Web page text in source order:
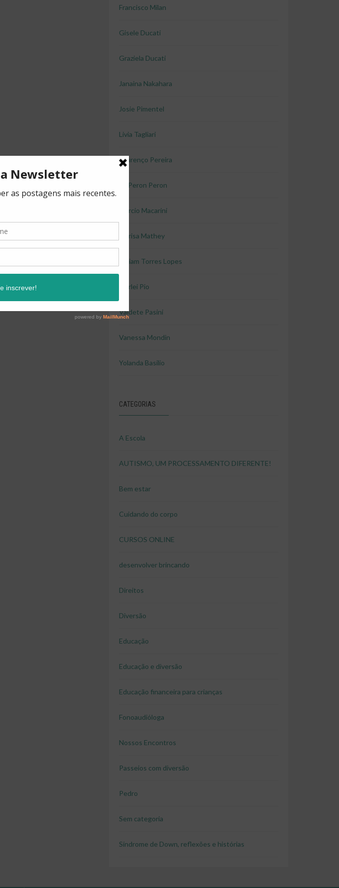
Francisco Milan
Gisele Ducati
Graziela Ducati
Janaina Nakahara
Josie Pimentel
Livia Tagliari
Lourenço Pereira
Lu Peron Peron
Marcio Macarini
Marisa Mathey
Miriam Torres Lopes
Shirlei Pio
Valdete Pasini
Vanessa Mondin
Yolanda Basilio
CATEGORIAS
A Escola
AUTISMO, UM PROCESSAMENTO DIFERENTE!
Bem estar
Cuidando do corpo
CURSOS ONLINE
desenvolver brincando
Direitos
Diversão
Educação
Educação e diversão
Educação financeira para crianças
Fonoaudióloga
Nossos Encontros
Passeios com diversão
Pedro
Sem categoria
Síndrome de Down, reflexões e histórias